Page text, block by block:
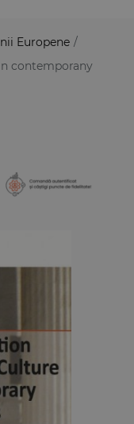
Europene /
contemporany